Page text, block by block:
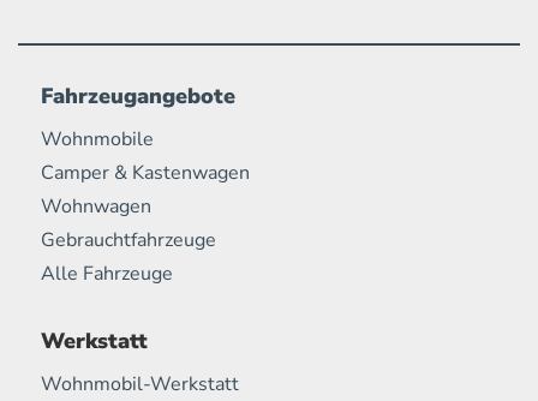
Fahrzeugangebote
Wohnmobile
Camper & Kastenwagen
Wohnwagen
Gebrauchtfahrzeuge
Alle Fahrzeuge
Werkstatt
Wohnmobil-Werkstatt